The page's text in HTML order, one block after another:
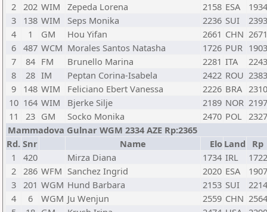
2 202 WIM Zepeda Lorena 2158 ESA
1934
3
138 WIM Seps Monika 2236 SUI
2393
4
1 GM Hou Yifan 2661 CHN 2671
6 487 WCM Morales Santos Natasha 1726 PUR 1903
7
84 FM Brunello Marina 2281 ITA
2243
8
28 IM Peptan Corina-Isabela 2422 ROU 2383
9
148 WIM Feliciano Ebert Vanessa 2226 BRA 2310
10 164 WIM Bjerke Silje 2189 NOR 2197
11
23 GM Socko Monika 2470 POL 2327
Mammadova Gulnar WGM 2334 AZE Rp:2365
Rd. Snr Name Elo Land
Rp
1
420 Mirza Diana 1734 IRL
1722
2 286 WFM Sanchez Ingrid 2020 ESA
1907
3 201 WGM Hund Barbara 2153 SUI
2214
4
6 WGM Ju Wenjun 2559 CHN 2564